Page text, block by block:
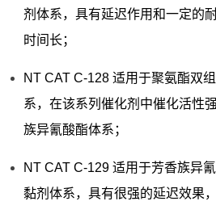
剂体系，具有延迟作用和一定的
时间长；
NT CAT C-128 适用于聚氨酯双
系，在该系列催化剂中催化活性
族异氰酸酯体系；
NT CAT C-129 适用于芳香族异
黏剂体系，具有很强的延迟效果